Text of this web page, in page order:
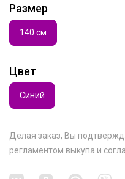
Размер
140 см
Цвет
Синий
Делая заказ, Вы
регламентом выкупа и